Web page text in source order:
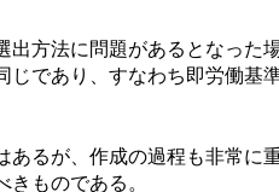
方法に問題があるとなった
であり、すなわち即労働基
るが、作成の過程も非常に
ものである。